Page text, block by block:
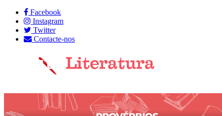
Facebook
Instagram
Twitter
Contacte-nos